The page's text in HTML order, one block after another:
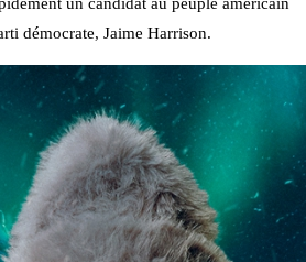
démocrate, Jaime Harrison.